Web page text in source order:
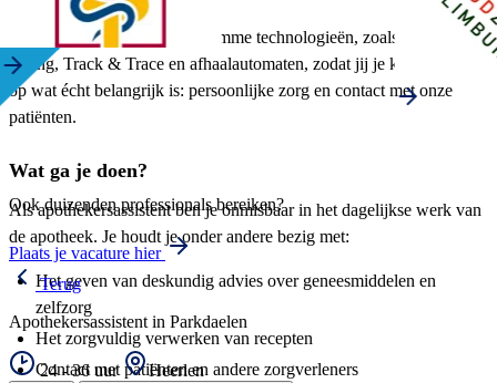
Daarnaast investeren we in slimme technologieën, zoals Central
Filling, Track & Trace en afhaalautomaten, zodat jij je kunt richten
op wat écht belangrijk is: persoonlijke zorg en contact met onze
patiënten.
Wat ga je doen?
Als apothekersassistent ben je onmisbaar in het dagelijkse werk van
de apotheek. Je houdt je onder andere bezig met:
Het geven van deskundig advies over geneesmiddelen en
zelfzorg
Het zorgvuldig verwerken van recepten
Contact met patiënten en andere zorgverleners
Ook duizenden professionals bereiken?
Plaats je vacature hier
Terug
Apothekersassistent in Parkdaelen
24 - 36 uur Heerlen